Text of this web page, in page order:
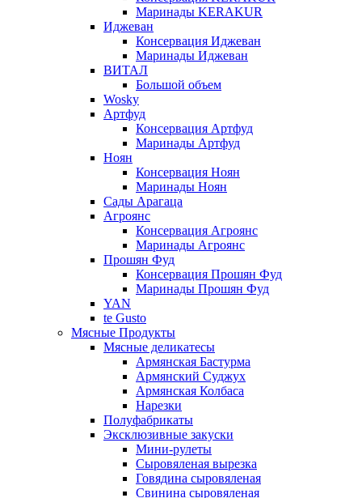
Маринады KERAKUR
Иджеван
Консервация Иджеван
Маринады Иджеван
ВИТАЛ
Большой объем
Wosky
Артфуд
Консервация Артфуд
Маринады Артфуд
Ноян
Консервация Ноян
Маринады Ноян
Сады Арагаца
Агроянс
Консервация Агроянс
Маринады Агроянс
Прошян Фуд
Консервация Прошян Фуд
Маринады Прошян Фуд
YAN
te Gusto
Мясные Продукты
Мясные деликатесы
Армянская Бастурма
Армянский Суджух
Армянская Колбаса
Нарезки
Полуфабрикаты
Эксклюзивные закуски
Мини-рулеты
Сыровяленая вырезка
Говядина сыровяленая
Свинина сыровяленая